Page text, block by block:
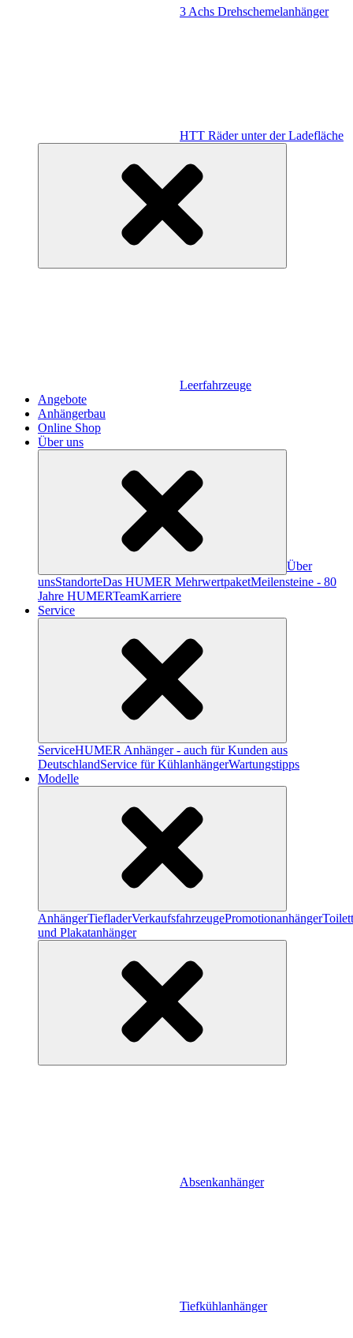
3 Achs Drehschemelanhänger
HTT Räder unter der Ladefläche
Leerfahrzeuge
Angebote
Anhängerbau
Online Shop
Über uns
Über
unsStandorteDas HUMER MehrwertpaketMeilensteine - 80
Jahre HUMERTeamKarriere
Service
ServiceHUMER Anhänger - auch für Kunden aus
DeutschlandService für KühlanhängerWartungstipps
Modelle
AnhängerTiefladerVerkaufsfahrzeugePromotionanhänger
und Plakatanhänger
Absenkanhänger
Tiefkühlanhänger